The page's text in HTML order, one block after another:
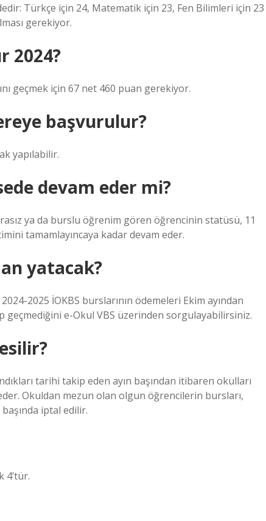
Türkçe için 24, Matematik için 23, Fen Bilimleri için 23
gerekiyor.
2024?
geçmek için 67 net 460 puan gerekiyor.
başvurulur?
yapılabilir.
devam eder mi?
ya da burslu öğrenim gören öğrencinin statüsü, 11
tamamlayıncaya kadar devam eder.
yatacak?
2025 İOKBS burslarının ödemeleri Ekim ayından
geçmediğini e-Okul VBS üzerinden sorgulayabilirsiniz.
tarihi takip eden ayın başından itibaren okulları
Okuldan mezun olan olgun öğrencilerin bursları,
iptal edilir.
4’tür.